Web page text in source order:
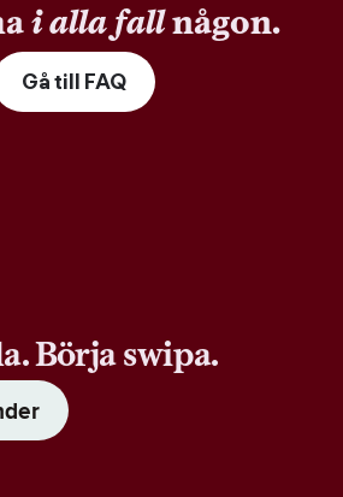
i alla fallnågon.
Gå till FAQ
Börja swipa.